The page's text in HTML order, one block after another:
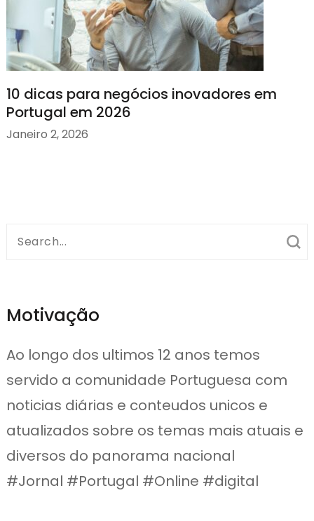
10 dicas para negócios inovadores em
Portugal em 2026
Janeiro 2, 2026
Search
Motivação
Ao longo dos ultimos 12 anos temos
servido a comunidade Portuguesa com
noticias diárias e conteudos unicos e
atualizados sobre os temas mais atuais e
diversos do panorama nacional
#Jornal #Portugal #Online #digital